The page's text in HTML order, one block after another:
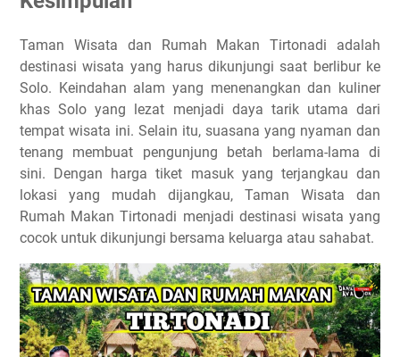
Taman Wisata dan Rumah Makan Tirtonadi adalah
destinasi wisata yang harus dikunjungi saat berlibur ke
Solo. Keindahan alam yang menenangkan dan kuliner
khas Solo yang lezat menjadi daya tarik utama dari
tempat wisata ini. Selain itu, suasana yang nyaman dan
tenang membuat pengunjung betah berlama-lama di
sini. Dengan harga tiket masuk yang terjangkau dan
lokasi yang mudah dijangkau, Taman Wisata dan
Rumah Makan Tirtonadi menjadi destinasi wisata yang
cocok untuk dikunjungi bersama keluarga atau sahabat.